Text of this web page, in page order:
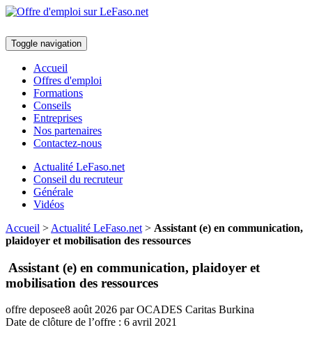
Toggle navigation
Accueil
Offres d'emploi
Formations
Conseils
Entreprises
Nos partenaires
Contactez-nous
Actualité LeFaso.net
Conseil du recruteur
Générale
Vidéos
Accueil > Actualité LeFaso.net > Assistant (e) en communication,
plaidoyer et mobilisation des ressources
Assistant (e) en communication, plaidoyer et
mobilisation des ressources
offre deposee8 août 2026 par OCADES Caritas Burkina
Date de clôture de l’offre : 6 avril 2021